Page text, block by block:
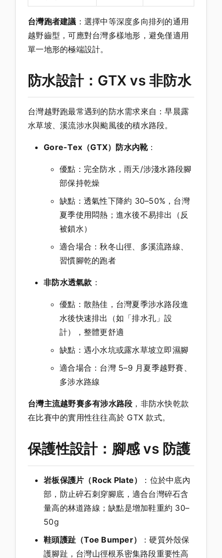
台灣跑者建議 ：選擇中等深度多向排列的通用
越野齒型，可應對台灣多樣地形，避免僅適用
單一地形的極端設計。
防水設計：GTX vs 非防水
台灣越野跑最常遇到的防水需求來自：早晨露
水草坡、溪流涉水與颱風後的積水路段。
Gore-Tex（GTX）防水內靴：
優點：完全防水，雨天/涉淺水路段腳
部保持乾燥
缺點：透氣性下降約 30–50%，台灣
夏季使用悶熱；進水後不易排出（反
被鎖水）
適合場合：秋冬山徑、多溪流路線、
習慣腳乾的跑者
非防水透氣款 ：
優點：散熱佳，台灣夏季涉水路段進
水後快速排出（如「排水孔」設
計），整體更舒適
缺點：遇小水坑或露水草坡立即濕腳
適合場合：台灣 5–9 月夏季越野賽、
多涉水路線
台灣主流越野賽多有涉水路段 ，非防水快乾款
在比賽中的實用性往往高於 GTX 款式。
保護性設計：腳感 vs 防護
岩板保護片（Rock Plate）
：位於中底內
部，防止碎石刺穿腳底，適合台灣碎石含
量高的林道路線；缺點是增加鞋重約 30–
50g
鞋頭護趾（Toe Bumper）
：硬質外殼保
護腳趾，台灣山徑根系密集路段重要性高